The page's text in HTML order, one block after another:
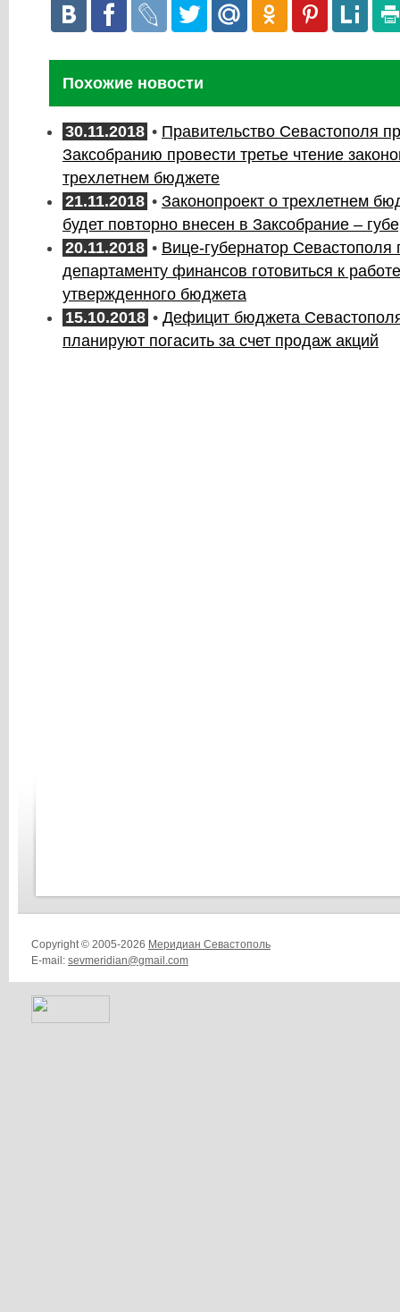
Похожие новости
30.11.2018 • Правительство Севастополя
Заксобранию провести третье чтение
трехлетнем бюджете
21.11.2018 • Законопроект о трехлетнем
будет повторно внесен в Заксобрание –
20.11.2018 • Вице-губернатор Севастополя
департаменту финансов готовиться к
утвержденного бюджета
15.10.2018 • Дефицит бюджета
планируют погасить за счет продаж акций
Copyright © 2005-2026 Меридиан Севастополь
E-mail: sevmeridian@gmail.com